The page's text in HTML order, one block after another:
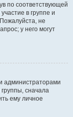
по соответствующей
в группе и
не
у него могут
администраторами
сначала
ему личное